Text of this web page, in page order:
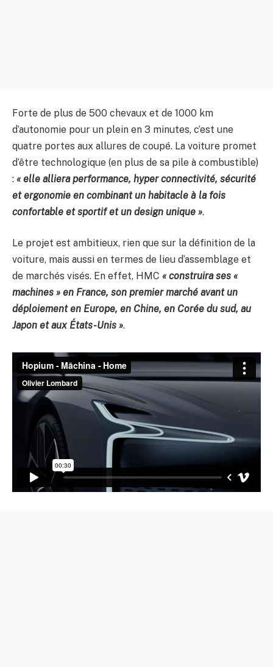
Forte de plus de 500 chevaux et de 1000 km
d’autonomie pour un plein en 3 minutes, c’est une
quatre portes aux allures de coupé. La voiture promet
d’être technologique (en plus de sa pile à combustible)
: « elle alliera performance, hyper connectivité, sécurité
et ergonomie en combinant un habitacle à la fois
confortable et sportif et un design unique ».
Le projet est ambitieux, rien que sur la définition de la
voiture, mais aussi en termes de lieu d’assemblage et
de marchés visés. En effet, HMC « construira ses «
machines » en France, son premier marché avant un
déploiement en Europe, en Chine, en Corée du sud, au
Japon et aux États-Unis ».